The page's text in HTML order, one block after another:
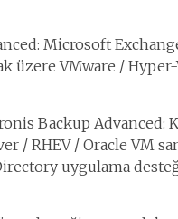
Microsoft
üzere VMware /
Backup
/ RHEV / Oracle VM
uygulama